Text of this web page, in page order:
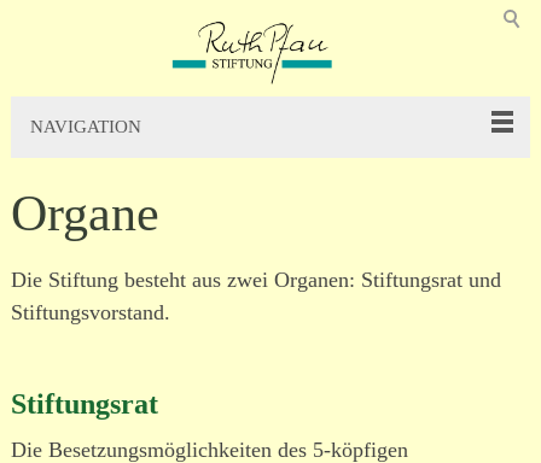
NAVIGATION
Organe
Die Stiftung besteht aus zwei Organen: Stiftungsrat und
Stiftungsvorstand.
Stiftungsrat
Die Besetzungsmöglichkeiten des 5-köpfigen